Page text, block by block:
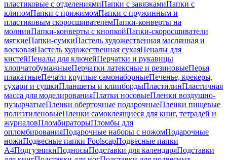
пластиковые с отделениямиПапки с завязкамиПапки с
клипомПапки с прижимомПапки с пружинным и
пластиковым скоросшивателемПапки-конверты на
молнииПапки-конверты с кнопкойПапки-скоросшиватели
мягкиеПапки-сумкиПастель художественная маслянная и
восковаяПастель художественная сухаяПеналы для
кистейПеналы для ключейПерчатки и рукавицы
хлопчатобумажныеПерчатки латексные и резиновыеПерья
плакатныеПечати круглые самонаборныеПеченье, крекеры,
сухари и сушкиПланшеты и клипбордыПластилинПластичная
масса для моделированияПлатки носовыеПленки воздушно-
пузырчатыеПленки оберточные подарочныеПленки пищевые
полиэтиленовыеПленки самоклеящиеся для книг, тетрадей и
журналовПломбираторыПломбы для
опломбированияПодарочные наборы с ножомПодарочные
ножиПодвесные папки FoolscapПодвесные папки
А4ПодгузникиПодносыПодставки для календаряПодставки